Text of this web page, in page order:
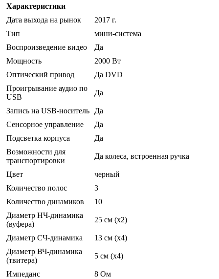
Характеристики
Дата выхода на рынок
2017 г.
Тип
мини-система
Воспроизведение видео
Да
Мощность
2000 Вт
Оптический привод
Да DVD
Проигрывание аудио по
USB
Да
Запись на USB-носитель
Да
Сенсорное управление
Да
Подсветка корпуса
Да
Возможности для
транспортировки
Да колеса, встроенная ручка
Цвет
черный
Количество полос
3
Количество динамиков
10
Диаметр НЧ-динамика
(вуфера)
25 см (x2)
Диаметр СЧ-динамика
13 см (x4)
Диаметр ВЧ-динамика
(твитера)
5 см (x4)
Импеданс
8 Ом